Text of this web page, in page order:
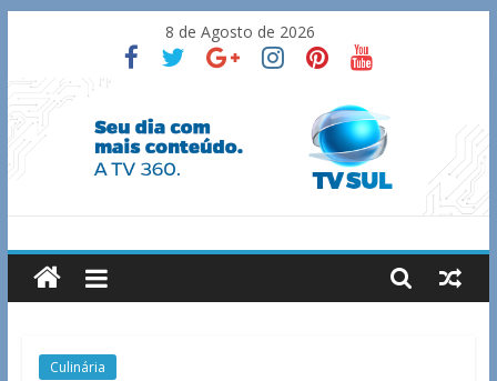
content
8 de Agosto de 2026
TV
Sul
Notícias
Culinária